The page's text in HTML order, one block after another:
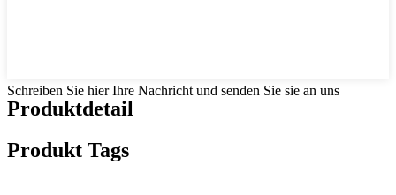
Schreiben Sie hier Ihre Nachricht und senden Sie sie an uns
Produktdetail
Produkt Tags